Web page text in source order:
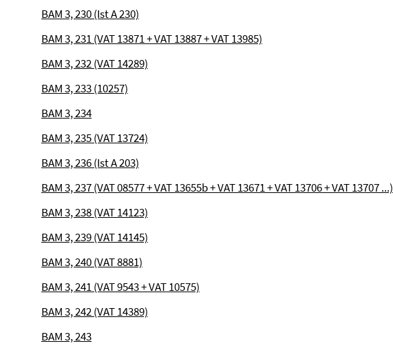
BAM 3, 230 (Ist A 230)
BAM 3, 231 (VAT 13871 + VAT 13887 + VAT 13985)
BAM 3, 232 (VAT 14289)
BAM 3, 233 (10257)
BAM 3, 234
BAM 3, 235 (VAT 13724)
BAM 3, 236 (Ist A 203)
BAM 3, 237 (VAT 08577 + VAT 13655b + VAT 13671 + VAT 13706 + VAT 13707 ...)
BAM 3, 238 (VAT 14123)
BAM 3, 239 (VAT 14145)
BAM 3, 240 (VAT 8881)
BAM 3, 241 (VAT 9543 + VAT 10575)
BAM 3, 242 (VAT 14389)
BAM 3, 243